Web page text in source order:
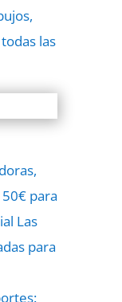
las
para
Las
para